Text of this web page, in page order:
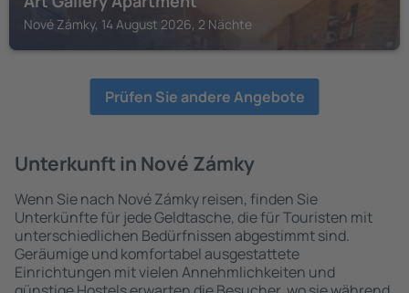
Nové Zámky, 14 August 2026, 2 Nächte
Prüfen Sie andere Angebote
Unterkunft in Nové Zámky
Wenn Sie nach Nové Zámky reisen, finden Sie
Unterkünfte für jede Geldtasche, die für Touristen mit
unterschiedlichen Bedürfnissen abgestimmt sind.
Geräumige und komfortabel ausgestattete
Einrichtungen mit vielen Annehmlichkeiten und